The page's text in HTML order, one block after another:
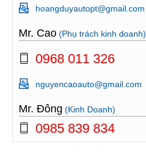
hoangduyautopt@gmail.com
Mr. Cao (Phụ trách kinh doanh)
0968 011 326
nguyencaoauto@gmail.com
Mr. Đông (Kinh Doanh)
0985 839 834